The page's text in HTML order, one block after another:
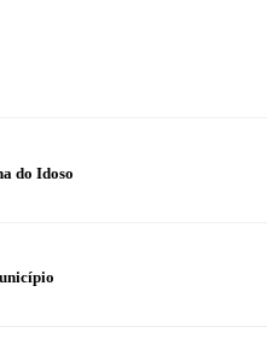
do Idoso